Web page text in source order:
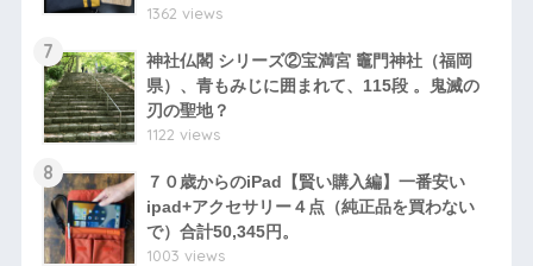
1362 views
7
神社仏閣 シリーズ②宝満宮 竈門神社（福岡
県）、青もみじに囲まれて、115段 。鬼滅の
刃の聖地？
1122 views
8
７０歳からのiPad【賢い購入編】一番安い
ipad+アクセサリー４点（純正品を買わない
で）合計50,345円。
1003 views